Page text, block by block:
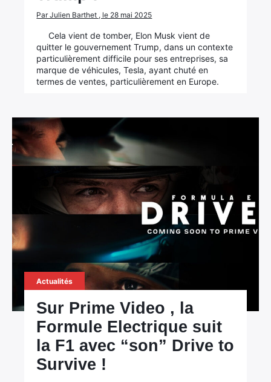
Par Julien Barthet , le 28 mai 2025
Cela vient de tomber, Elon Musk vient de
quitter le gouvernement Trump, dans un contexte
particulièrement difficile pour ses entreprises, sa
marque de véhicules, Tesla, ayant chuté en
termes de ventes, particulièrement en Europe.
Actualités
Sur Prime Video , la
Formule Electrique suit
la F1 avec “son” Drive to
Survive !